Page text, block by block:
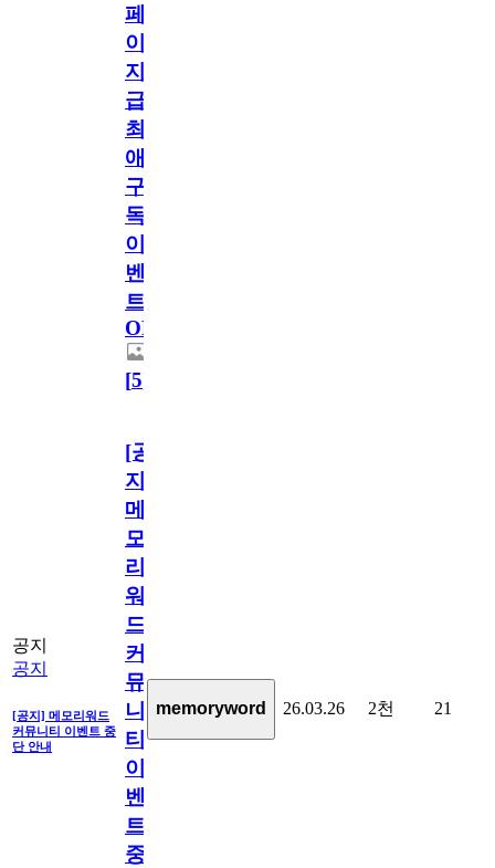
페
이
지
급!
최
애
구
독
이
벤
트
OPEN!
[5]
공지
공지
[공지] 메모리워드
커뮤니티 이벤트 중
단 안내
[공
지]
메
모
리
워
드
커
뮤
니
티
이
벤
트
중
memoryword 26.03.26 2천 21